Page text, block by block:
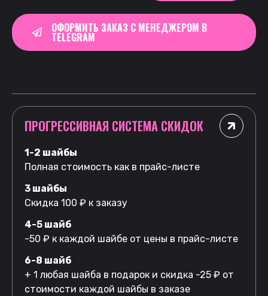
ОФОРМИТЬ ЗАКАЗ С МЕНЕДЖЕРОМ В
TELEGRAM
ПРОГРЕССИВНАЯ СИСТЕМА СКИДОК
1-2 шайбы
Полная стоимость как в прайс-листе
3 шайбы
Скидка 100 ₽ к заказу
4-5 шайб
-50 ₽ к каждой шайбе от цены в прайс-листе
6-8 шайб
+ 1 любая шайба в подарок и скидка -25 ₽ от
стоимости каждой шайбы в заказе